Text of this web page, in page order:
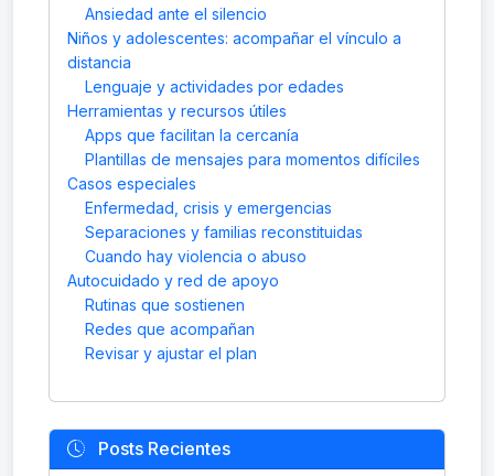
Ansiedad ante el silencio
Niños y adolescentes: acompañar el vínculo a
distancia
Lenguaje y actividades por edades
Herramientas y recursos útiles
Apps que facilitan la cercanía
Plantillas de mensajes para momentos difíciles
Casos especiales
Enfermedad, crisis y emergencias
Separaciones y familias reconstituidas
Cuando hay violencia o abuso
Autocuidado y red de apoyo
Rutinas que sostienen
Redes que acompañan
Revisar y ajustar el plan
Posts Recientes